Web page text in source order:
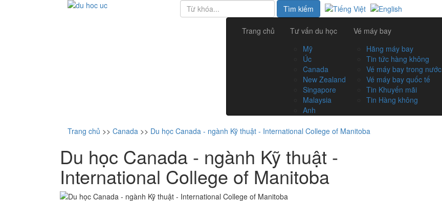
Trang chủ
Tư vấn du học
Mỹ
Úc
Canada
New Zealand
Singapore
Malaysia
Anh
Vé máy bay
Hãng máy bay
Tin tức hàng không
Vé máy bay trong nước
Vé máy bay quốc tế
Tin Khuyến mãi
Tin Hàng không
Trang chủ >> Canada >> Du học Canada - ngành Kỹ thuật - International College of Manitoba
Du học Canada - ngành Kỹ thuật -
International College of Manitoba